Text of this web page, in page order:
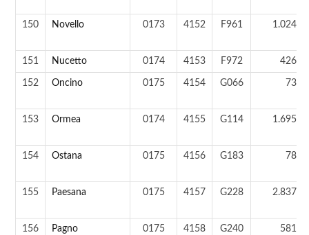
150 Novello 0173 4152 F961 1.024 ab
151 Nucetto 0174 4153 F972 426 ab
152 Oncino 0175 4154 G066 73 ab
153 Ormea 0174 4155 G114 1.695 ab
154 Ostana 0175 4156 G183 78 ab
155 Paesana 0175 4157 G228 2.837 ab
156 Pagno 0175 4158 G240 581 ab